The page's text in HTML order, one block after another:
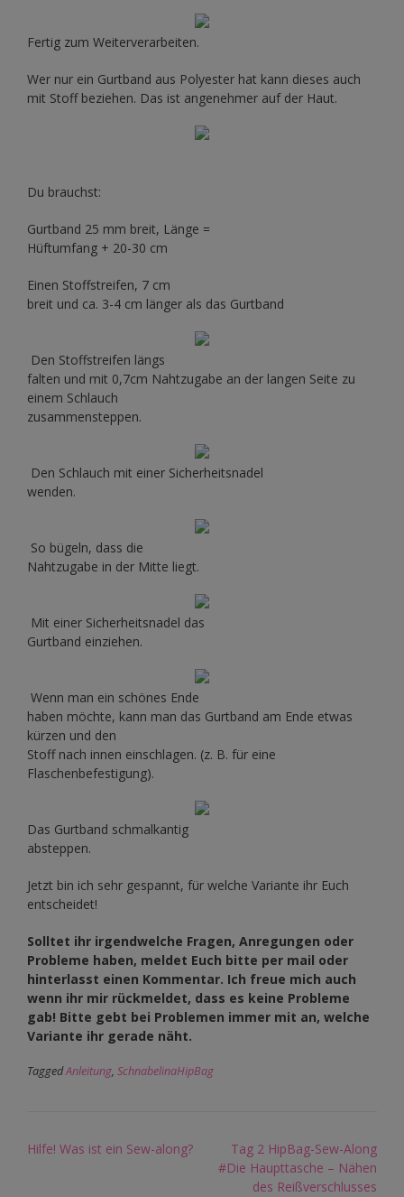
Fertig zum Weiterverarbeiten.
Wer nur ein Gurtband aus Polyester hat kann dieses auch
mit Stoff beziehen. Das ist angenehmer auf der Haut.
Du brauchst:
Gurtband 25 mm breit, Länge =
Hüftumfang + 20-30 cm
Einen Stoffstreifen, 7 cm
breit und ca. 3-4 cm länger als das Gurtband
Den Stoffstreifen längs
falten und mit 0,7cm Nahtzugabe an der langen Seite zu
einem Schlauch
zusammensteppen.
Den Schlauch mit einer Sicherheitsnadel
wenden.
So bügeln, dass die
Nahtzugabe in der Mitte liegt.
Mit einer Sicherheitsnadel das
Gurtband einziehen.
Wenn man ein schönes Ende
haben möchte, kann man das Gurtband am Ende etwas
kürzen und den
Stoff nach innen einschlagen. (z. B. für eine
Flaschenbefestigung).
Das Gurtband schmalkantig
absteppen.
Jetzt bin ich sehr gespannt, für welche Variante ihr Euch
entscheidet!
Solltet ihr irgendwelche Fragen, Anregungen oder
Probleme haben, meldet Euch bitte per mail oder
hinterlasst einen Kommentar. Ich freue mich auch
wenn ihr mir rückmeldet, dass es keine Probleme
gab! Bitte gebt bei Problemen immer mit an, welche
Variante ihr gerade näht.
TaggedAnleitung, SchnabelinaHipBag
Post
Hilfe! Was ist ein Sew-along?
Tag 2 HipBag-Sew-Along
#Die Haupttasche – Nähen
des Reißverschlusses